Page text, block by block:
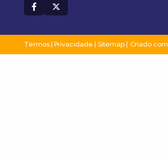
Termos Privacidade Sitemap Criado com